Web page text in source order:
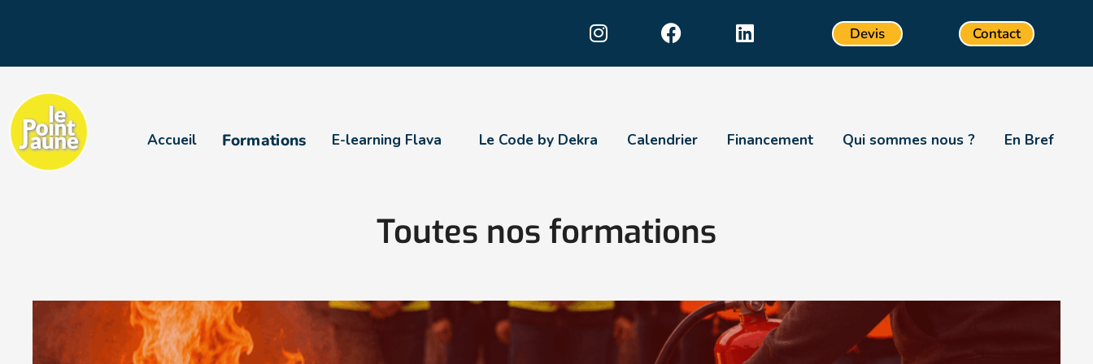
Devis Contact
Accueil Formations E-learning Flava Le Code by Dekra Calendrier Financement Qui sommes nous ? En Bref
Toutes nos formations